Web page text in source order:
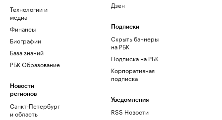
Технологии и
медиа
Финансы
Биографии
База знаний
РБК Образование
Новости
регионов
Санкт-Петербург
и область
Дзен
Подписки
Скрыть баннеры
на РБК
Подписка на РБК
Корпоративная
подписка
Уведомления
RSS Новости